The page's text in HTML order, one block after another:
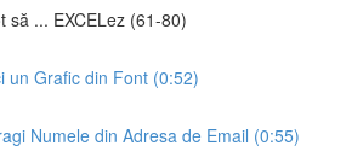
să ... EXCELez (61-80)
un Grafic din Font (0:52)
Numele din Adresa de Email (0:55)